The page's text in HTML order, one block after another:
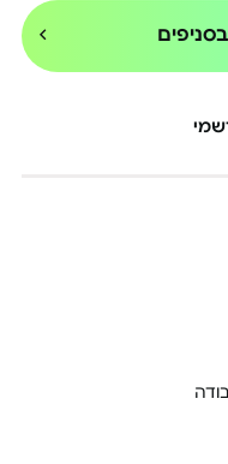
בנק
גבוה